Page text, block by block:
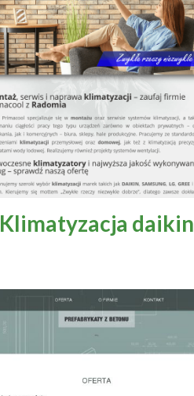
Klimatyzacja daikin